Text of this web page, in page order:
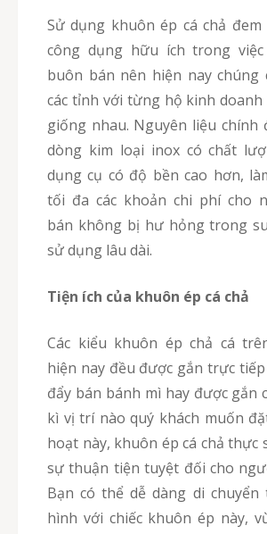
Sử dụng khuôn ép cá chả đem lại rất nhiều
công dụng hữu ích trong
buôn bán nên hiện nay chúng
các tỉnh với từng hộ kinh
giống nhau. Nguyên liệu chính
dòng kim loại inox có chất
dụng cụ có độ bền cao hơn,
tối đa các khoản chi phí cho
bán không bị hư hỏng trong
sử dụng lâu dài.
Tiện ích của khuôn ép cá chả
Các kiểu khuôn ép chả cá trên thị trường
hiện nay đều được gắn trực
đẩy bán bánh mì hay được gắn
kì vị trí nào quý khách muốn
hoạt này, khuôn ép cá chả thực
sự thuận tiện tuyệt đối cho
Bạn có thể dễ dàng di
hình với chiếc khuôn ép này,